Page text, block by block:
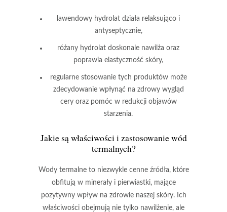
lawendowy hydrolat działa relaksująco i
antyseptycznie,
różany hydrolat doskonale nawilża oraz
poprawia elastyczność skóry,
regularne stosowanie tych produktów może
zdecydowanie wpłynąć na zdrowy wygląd
cery oraz pomóc w redukcji objawów
starzenia.
Jakie są właściwości i zastosowanie wód
termalnych?
Wody termalneto niezwykle cenne źródła, które
obfitują w minerały i pierwiastki, mające
pozytywny wpływ na zdrowie naszej skóry. Ich
właściwości obejmują nie tylko nawilżenie, ale